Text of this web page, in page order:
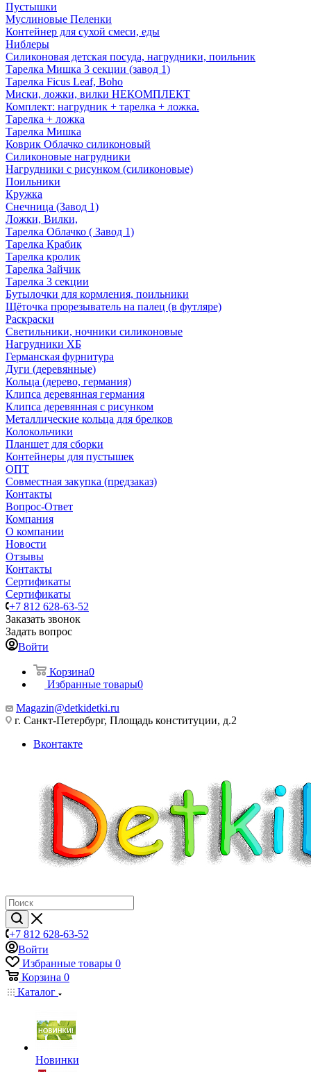
Пустышки
Муслиновые Пеленки
Контейнер для сухой смеси, еды
Ниблеры
Силиконовая детская посуда, нагрудники, поильник
Тарелка Мишка 3 секции (завод 1)
Тарелка Ficus Leaf, Boho
Миски, ложки, вилки НЕКОМПЛЕКТ
Комплект: нагрудник + тарелка + ложка.
Тарелка + ложка
Тарелка Мишка
Коврик Облачко силиконовый
Силиконовые нагрудники
Нагрудники с рисунком (силиконовые)
Поильники
Кружка
Снечница (Завод 1)
Ложки, Вилки,
Тарелка Облачко ( Завод 1)
Тарелка Крабик
Тарелка кролик
Тарелка Зайчик
Тарелка 3 секции
Бутылочки для кормления, поильники
Щёточка прорезыватель на палец (в футляре)
Раскраски
Светильники, ночники силиконовые
Нагрудники ХБ
Германская фурнитура
Дуги (деревянные)
Кольца (дерево, германия)
Клипса деревянная германия
Клипса деревянная с рисунком
Металлические кольца для брелков
Колокольчики
Планшет для сборки
Контейнеры для пустышек
ОПТ
Совместная закупка (предзаказ)
Контакты
Вопрос-Ответ
Компания
О компании
Новости
Отзывы
Контакты
Сертификаты
Сертификаты
+7 812 628-63-52
Заказать звонок
Задать вопрос
Войти
Корзина0
Избранные товары0
Magazin@detkidetki.ru
г. Санкт-Петербург, Площадь конституции, д.2
Вконтакте
+7 812 628-63-52
Войти
Избранные товары 0
Корзина 0
Каталог
Новинки